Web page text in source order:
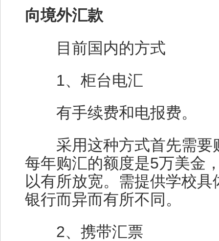
向境外汇款
目前国内的方式
1、柜台电汇
有手续费和电报费。
采用这种方式首先需要
每年购汇的额度是5万美金
以有所放宽。需提供学校
银行而异而有所不同。
2、携带汇票